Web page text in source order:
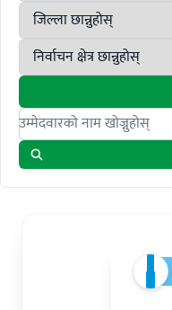
Search candidates